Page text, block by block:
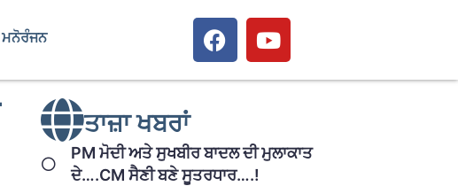
ਮਨੋਰੰਜਨ
ਤਾਜ਼ਾ ਖਬਰਾਂ
PM ਮੋਦੀ ਅਤੇ ਸੁਖਬੀਰ ਬਾਦਲ ਦੀ ਮੁਲਾਕਾਤ
ਦੇ….CM ਸੈਣੀ ਬਣੇ ਸੂਤਰਧਾਰ….!